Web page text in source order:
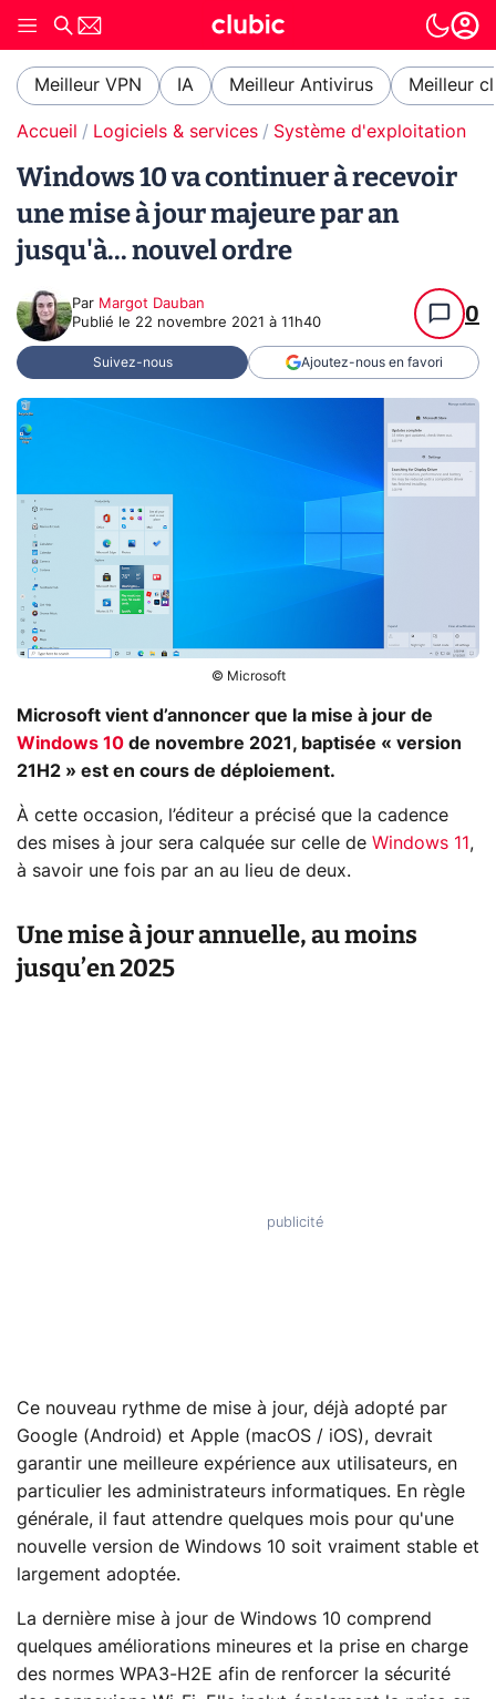
Meilleur VPN IA Meilleur Antivirus Meilleur
Accueil Logiciels & services Système d'exploitation
Windows 10 va continuer à recevoir
une mise à jour majeure par an
jusqu'à... nouvel ordre
Par Margot Dauban
Publié le 22 novembre 2021 à 11h40 0
Suivez-nous Ajoutez-nous en favori
© Microsoft
Microsoft vient d’annoncer que la mise à jour de
Windows 10 de novembre 2021, baptisée « version
21H2 » est en cours de déploiement.
À cette occasion, l’éditeur a précisé que la cadence
des mises à jour sera calquée sur celle de Windows 11 ,
à savoir une fois par an au lieu de deux.
Une mise à jour annuelle, au moins
jusqu’en 2025
Ce nouveau rythme de mise à jour, déjà adopté par
Google (Android) et Apple (macOS / iOS), devrait
garantir une meilleure expérience aux utilisateurs, en
particulier les administrateurs informatiques. En règle
générale, il faut attendre quelques mois pour qu'une
nouvelle version de Windows 10 soit vraiment stable et
largement adoptée.
La dernière mise à jour de Windows 10 comprend
quelques améliorations mineures et la prise en charge
des normes WPA3-H2E afin de renforcer la sécurité